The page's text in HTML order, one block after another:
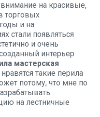
на красивые,
торговых
и на
стали появляться
и очень
интерьер
мастерская
такие перила
потому, что мне по
на лестничные